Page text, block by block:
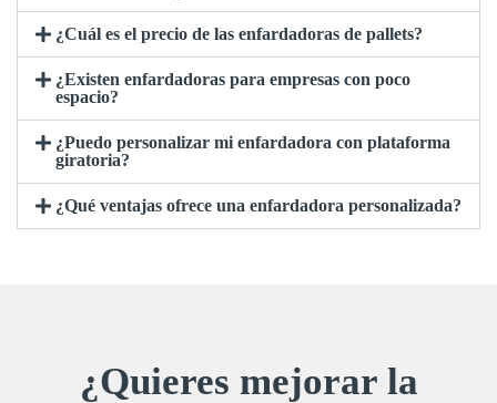
¿Cuál es el precio de las enfardadoras de pallets?
¿Existen enfardadoras para empresas con poco
espacio?
¿Puedo personalizar mi enfardadora con plataforma
giratoria?
¿Qué ventajas ofrece una enfardadora personalizada?
¿Quieres mejorar la